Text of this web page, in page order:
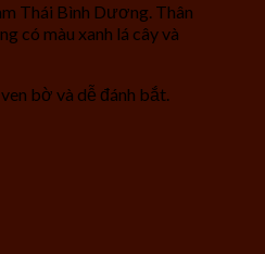
Thái Bình Dương. Thân
có màu xanh lá cây và
bờ và dễ đánh bắt.